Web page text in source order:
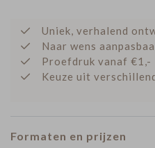
Uniek, verhalend
Naar wens
Proefdruk vanaf €1,-
Keuze uit
Formaten en prijzen